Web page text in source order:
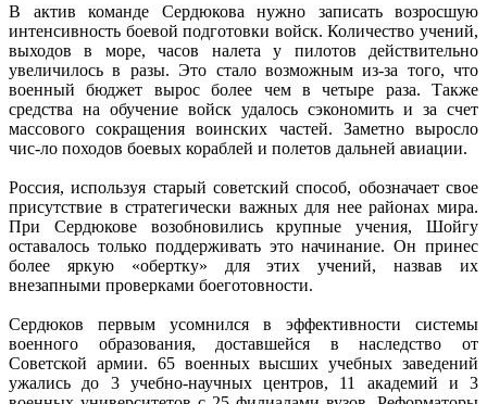
В актив команде Сердюкова нужно записать возросшую
интенсивность боевой подготовки войск. Количество учений,
выходов в море, часов налета у пилотов действительно
увеличилось в разы. Это стало возможным из-за того, что
военный бюджет вырос более чем в четыре раза. Также
средства на обучение войск удалось сэкономить и за счет
массового сокращения воинских частей. Заметно выросло
чис-ло походов боевых кораблей и полетов дальней авиации.
Россия, используя старый советский способ, обозначает свое
присутствие в стратегически важных для нее районах мира.
При Сердюкове возобновились крупные учения, Шойгу
оставалось только поддерживать это начинание. Он принес
более яркую «обертку» для этих учений, назвав их
внезапными проверками боеготовности.
Сердюков первым усомнился в эффективности системы
военного образования, доставшейся в наследство от
Советской армии. 65 военных высших учебных заведений
ужались до 3 учебно-научных центров, 11 академий и 3